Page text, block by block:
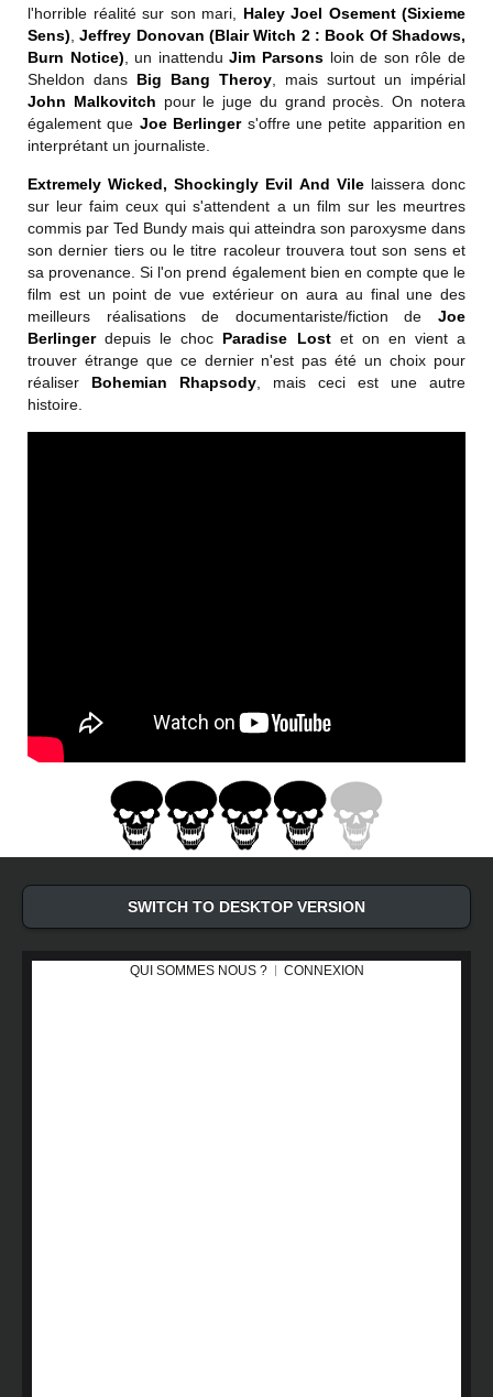
l'horrible réalité sur son mari, Haley Joel Osement (Sixieme
Sens) ,Jeffrey Donovan (Blair Witch 2 : Book Of Shadows,
Burn Notice) , un inattenduJim Parsons loin de son rôle de
Sheldon dans Big Bang Theroy , mais surtout un impérial
John Malkovitch pour le juge du grand procès. On notera
également que Joe Berlingers'offre une petite apparition en
interprétant un journaliste.
Extremely Wicked, Shockingly Evil And Vilelaissera donc
sur leur faim ceux qui s'attendent a un film sur les meurtres
commis par Ted Bundy mais qui atteindra son paroxysme dans
son dernier tiers ou le titre racoleur trouvera tout son sens et
sa provenance. Si l'on prend également bien en compte que le
film est un point de vue extérieur on aura au final une des
meilleurs réalisations de documentariste/fiction de Joe
Berlingerdepuis le choc Paradise Lostet on en vient a
trouver étrange que ce dernier n'est pas été un choix pour
réaliser Bohemian Rhapsody , mais ceci est une autre
histoire.
SWITCH TO DESKTOP VERSION
QUI SOMMES NOUS ? CONNEXION